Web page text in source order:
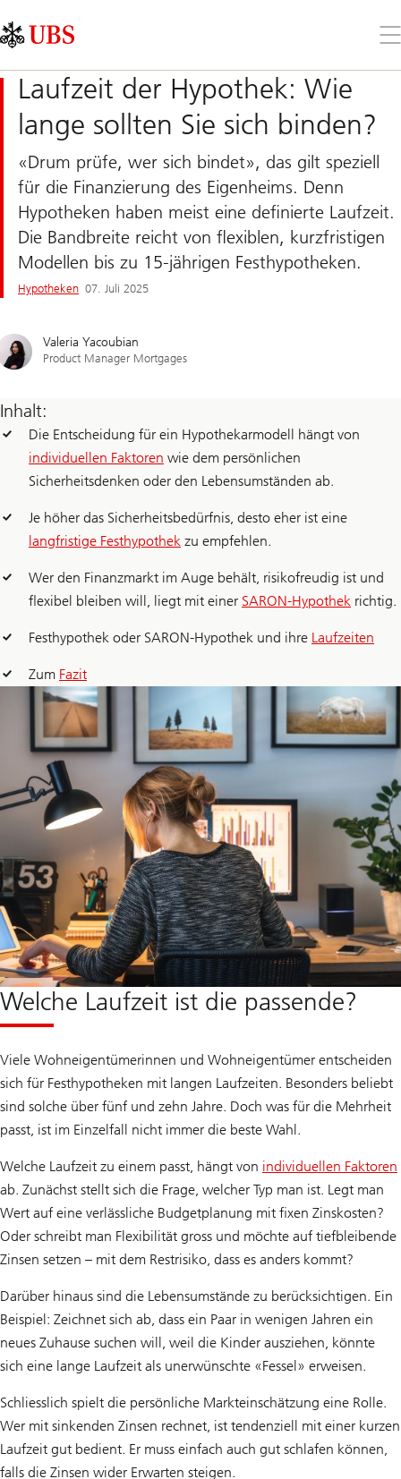
Links
Area
Sie
Laufzeit der Hypothek: Wie
lange sollten Sie sich binden?
«Drum prüfe, wer sich bindet», das gilt speziell
für die Finanzierung des Eigenheims. Denn
Hypotheken haben meist eine definierte Laufzeit.
Die Bandbreite reicht von flexiblen, kurzfristigen
Modellen bis zu 15-jährigen Festhypotheken.
Hypotheken 07. Juli 2025
Valeria Yacoubian
Product Manager Mortgages
Inhalt:
Die Entscheidung für ein Hypothekarmodell hängt von
individuellen Faktoren wie dem persönlichen
Sicherheitsdenken oder den Lebensumständen ab.
Je höher das Sicherheitsbedürfnis, desto eher ist eine
langfristige Festhypothek zu empfehlen.
Wer den Finanzmarkt im Auge behält, risikofreudig ist und
flexibel bleiben will, liegt mit einer SARON-Hypothek richtig.
Festhypothek oder SARON-Hypothek und ihre Laufzeiten
Zum Fazit
Welche Laufzeit ist die passende?
Viele Wohneigentümerinnen und Wohneigentümer entscheiden
sich für Festhypotheken mit langen Laufzeiten. Besonders beliebt
sind solche über fünf und zehn Jahre. Doch was für die Mehrheit
passt, ist im Einzelfall nicht immer die beste Wahl.
Welche Laufzeit zu einem passt, hängt von individuellen Faktoren
ab. Zunächst stellt sich die Frage, welcher Typ man ist. Legt man
Wert auf eine verlässliche Budgetplanung mit fixen Zinskosten?
Oder schreibt man Flexibilität gross und möchte auf tiefbleibende
Zinsen setzen – mit dem Restrisiko, dass es anders kommt?
Darüber hinaus sind die Lebensumstände zu berücksichtigen. Ein
Beispiel: Zeichnet sich ab, dass ein Paar in wenigen Jahren ein
neues Zuhause suchen will, weil die Kinder ausziehen, könnte
sich eine lange Laufzeit als unerwünschte «Fessel» erweisen.
Schliesslich spielt die persönliche Markteinschätzung eine Rolle.
Wer mit sinkenden Zinsen rechnet, ist tendenziell mit einer kurzen
Laufzeit gut bedient. Er muss einfach auch gut schlafen können,
falls die Zinsen wider Erwarten steigen.